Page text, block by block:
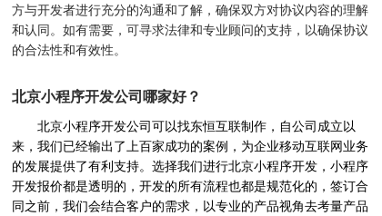
方与开发者进行充分的沟通和了解，确保双方对协议内容的理解
和认同。如有需要，可寻求法律和专业顾问的支持，以确保协议
的合法性和有效性。
北京小程序开发公司哪家好？
北京小程序开发公司可以找东恒互联制作，自公司成立以
来，我们已经输出了上百家成功的案例，为企业移动互联网业务
的发展提供了有利支持。选择我们进行北京小程序开发，小程序
开发报价都是透明的，开发的所有流程也都是规范化的，签订合
同之前，我们会结合客户的需求，以专业的产品视角去考量产品